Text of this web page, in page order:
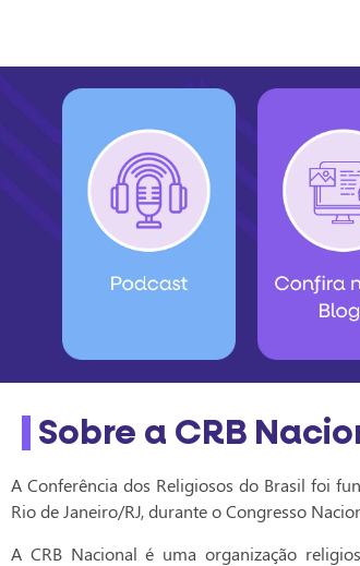
Sobre a CRB
A Conferência dos Religiosos do Brasil foi
Rio de Janeiro/RJ, durante o Congresso
A CRB Nacional é uma organização